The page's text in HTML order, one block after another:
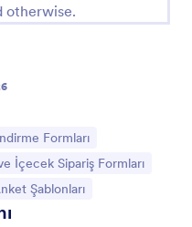
otherwise.
git:Formları
git:
İçecek Sipariş Formları
git:
Şablonları